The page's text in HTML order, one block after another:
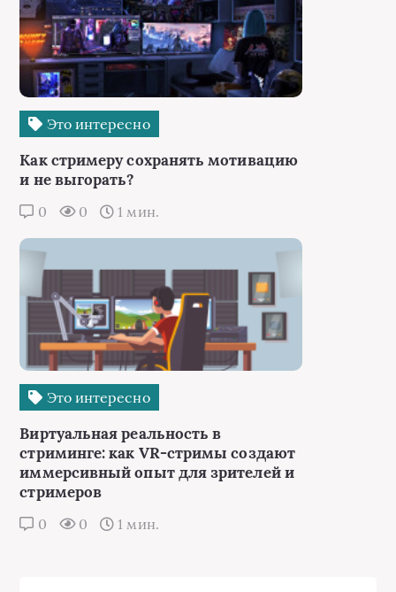
Это интересно
Как стримеру сохранять мотивацию
и не выгорать?
0 0 1 мин.
Это интересно
Виртуальная реальность в
стриминге: как VR-стримы создают
иммерсивный опыт для зрителей и
стримеров
0 0 1 мин.